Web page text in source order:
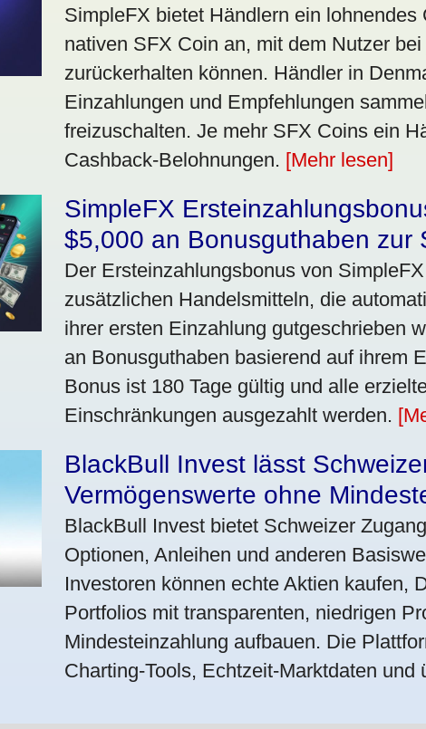
SimpleFX bietet Händlern ein
nativen SFX Coin an, mit dem Nutzer
zurückerhalten können. Händler in
Einzahlungen und Empfehlungen
freizuschalten. Je mehr SFX Coins ein
Cashback-Belohnungen. [Mehr lesen]
SimpleFX
$5,000 an Bonusguthaben zur
Der Ersteinzahlungsbonus von
zusätzlichen Handelsmitteln, die
ihrer ersten Einzahlung gutgeschrieben
an Bonusguthaben basierend auf ihrem
Bonus ist 180 Tage gültig und alle
Einschränkungen ausgezahlt werden.
BlackBull Invest lässt
Vermögenswerte ohne
BlackBull Invest bietet Schweizer
Optionen, Anleihen und anderen
Investoren können echte Aktien kaufen,
Portfolios mit transparenten, niedrigen
Mindesteinzahlung aufbauen. Die
Charting-Tools, Echtzeit-Marktdaten und